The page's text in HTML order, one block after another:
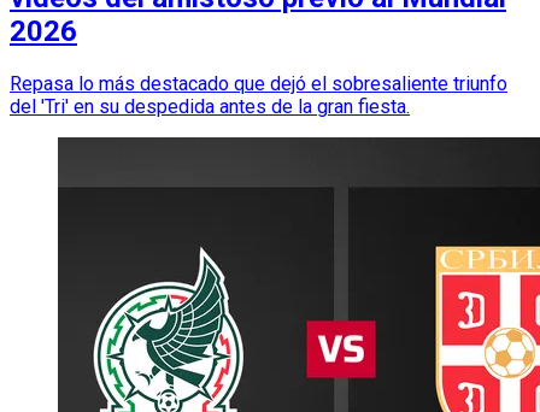
2026
Repasa lo más destacado que dejó el sobresaliente triunfo
del 'Tri' en su despedida antes de la gran fiesta.